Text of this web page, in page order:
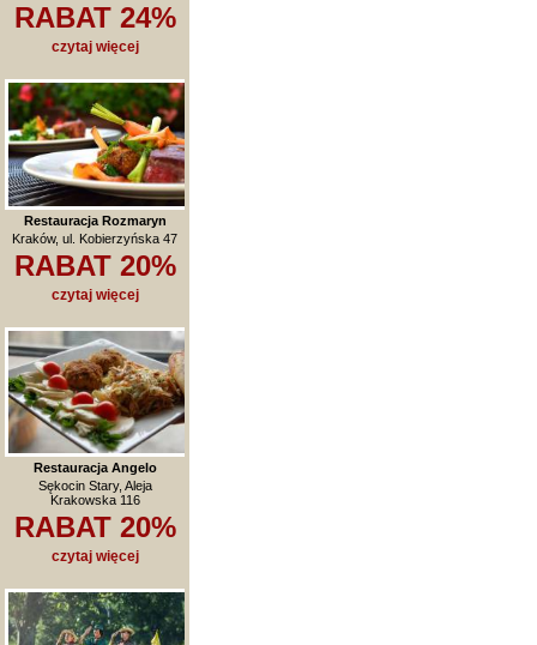
RABAT 24%
czytaj więcej
Restauracja Rozmaryn
Kraków, ul. Kobierzyńska 47
RABAT 20%
czytaj więcej
Restauracja Angelo
Sękocin Stary, Aleja
Krakowska 116
RABAT 20%
czytaj więcej